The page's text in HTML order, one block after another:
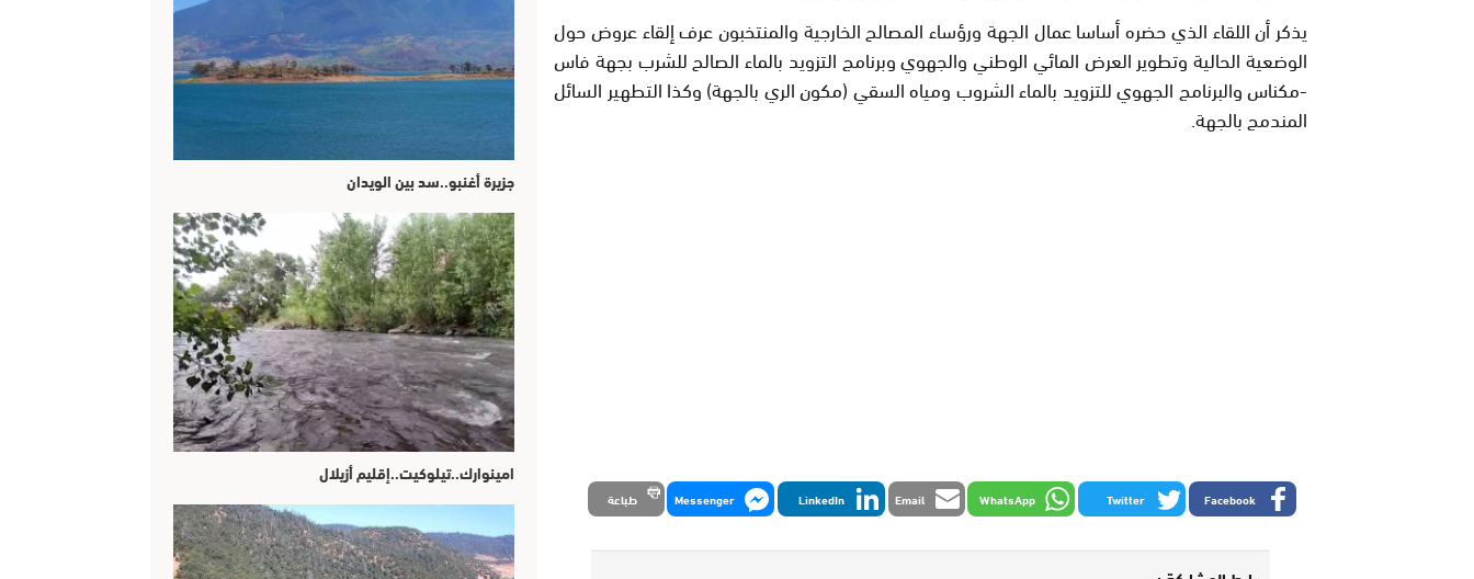
يذكر أن اللقاء الذي حضره أساسا عمال الجهة ورؤساء المصالح الخارجية والمنتخبون عرف إلقاء عروض حول
الوضعية الحالية وتطوير العرض المائي الوطني والجهوي وبرنامج التزويد بالماء الصالح للشرب بجهة فاس
-مكناس والبرنامج الجهوي للتزويد بالماء الشروب ومياه السقي (مكون الري بالجهة) وكذا التطهير السائل
المندمج بالجهة.
Facebook
Twitter
WhatsApp
Email
LinkedIn
Messenger طباعة
جزيرة أغنبو..سد بين الويدان
امينوارك..تيلوكيت..إقليم أزيلال